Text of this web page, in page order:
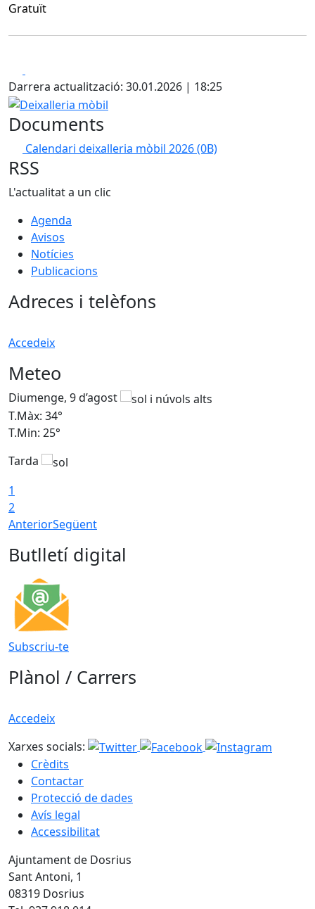
Gratuït
Darrera actualització: 30.01.2026 | 18:25
Deixalleria mòbil
Documents
Calendari deixalleria mòbil 2026(0B)
RSS
L'actualitat a un clic
Agenda
Avisos
Notícies
Publicacions
Adreces i telèfons
Accedeix
Meteo
Diumenge, 9 d’agost
T.Màx: 34°
T.Min: 25°
Tarda
1
2
AnteriorSegüent
Butlletí digital
Subscriu-te
Plànol / Carrers
Accedeix
Xarxes socials:
Crèdits
Contactar
Protecció de dades
Avís legal
Accessibilitat
Ajuntament de Dosrius
Sant Antoni, 1
08319 Dosrius